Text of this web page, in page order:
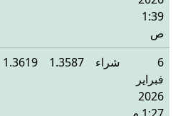
1:39
ص
6
فبراير
2026
شراء 1.3587
1.3619